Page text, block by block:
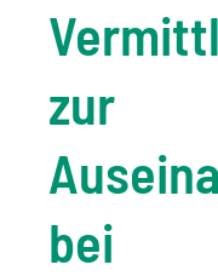
zur
bei